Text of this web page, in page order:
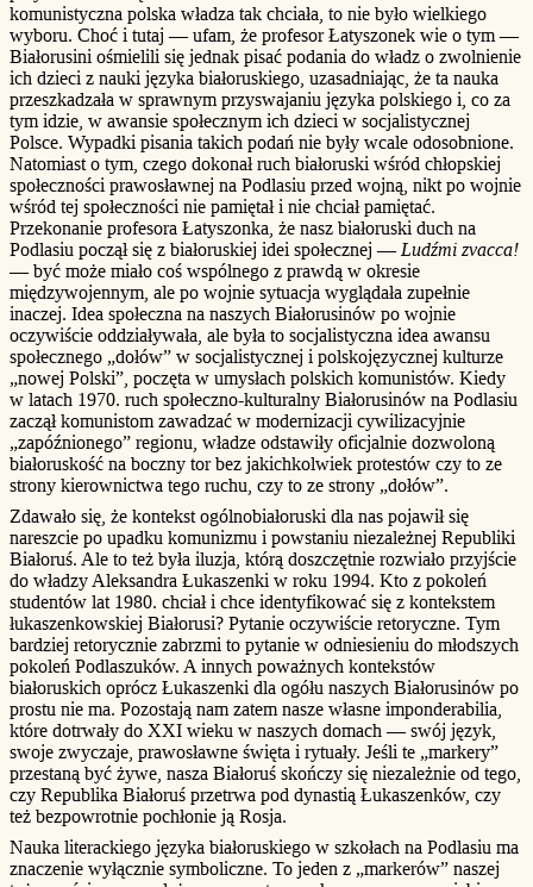
komunistyczna polska władza tak chciała, to nie było wielkiego
wyboru. Choć i tutaj — ufam, że profesor Łatyszonek wie o tym —
Białorusini ośmielili się jednak pisać podania do władz o zwolnienie
ich dzieci z nauki języka białoruskiego, uzasadniając, że ta nauka
przeszkadzała w sprawnym przyswajaniu języka polskiego i, co za
tym idzie, w awansie społecznym ich dzieci w socjalistycznej
Polsce. Wypadki pisania takich podań nie były wcale odosobnione.
Natomiast o tym, czego dokonał ruch białoruski wśród chłopskiej
społeczności prawosławnej na Podlasiu przed wojną, nikt po wojnie
wśród tej społeczności nie pamiętał i nie chciał pamiętać.
Przekonanie profesora Łatyszonka, że nasz białoruski duch na
Podlasiu począł się z białoruskiej idei społecznej — Ludźmi zvacca!
— być może miało coś wspólnego z prawdą w okresie
międzywojennym, ale po wojnie sytuacja wyglądała zupełnie
inaczej. Idea społeczna na naszych Białorusinów po wojnie
oczywiście oddziaływała, ale była to socjalistyczna idea awansu
społecznego „dołów” w socjalistycznej i polskojęzycznej kulturze
„nowej Polski”, poczęta w umysłach polskich komunistów. Kiedy
w latach 1970. ruch społeczno-kulturalny Białorusinów na Podlasiu
zaczął komunistom zawadzać w modernizacji cywilizacyjnie
„zapóźnionego” regionu, władze odstawiły oficjalnie dozwoloną
białoruskość na boczny tor bez jakichkolwiek protestów czy to ze
strony kierownictwa tego ruchu, czy to ze strony „dołów”.
Zdawało się, że kontekst ogólnobiałoruski dla nas pojawił się
nareszcie po upadku komunizmu i powstaniu niezależnej Republiki
Białoruś. Ale to też była iluzja, którą doszczętnie rozwiało przyjście
do władzy Aleksandra Łukaszenki w roku 1994. Kto z pokoleń
studentów lat 1980. chciał i chce identyfikować się z kontekstem
łukaszenkowskiej Białorusi? Pytanie oczywiście retoryczne. Tym
bardziej retorycznie zabrzmi to pytanie w odniesieniu do młodszych
pokoleń Podlaszuków. A innych poważnych kontekstów
białoruskich oprócz Łukaszenki dla ogółu naszych Białorusinów po
prostu nie ma. Pozostają nam zatem nasze własne imponderabilia,
które dotrwały do XXI wieku w naszych domach — swój język,
swoje zwyczaje, prawosławne święta i rytuały. Jeśli te „markery”
przestaną być żywe, nasza Białoruś skończy się niezależnie od tego,
czy Republika Białoruś przetrwa pod dynastią Łukaszenków, czy
też bezpowrotnie pochłonie ją Rosja.
Nauka literackiego języka białoruskiego w szkołach na Podlasiu ma
znaczenie wyłącznie symboliczne. To jeden z „markerów” naszej